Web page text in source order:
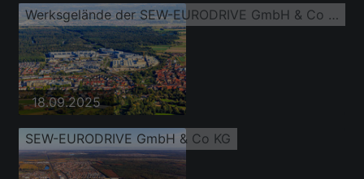
Werksgelände der SEW-EURODRIVE GmbH & Co KG
18.09.2025
SEW-EURODRIVE GmbH & Co KG